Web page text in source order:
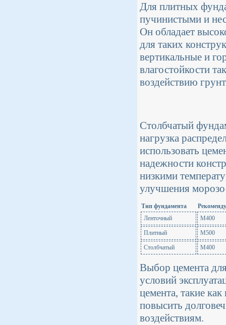
Для плитных
пучинистыми и
Он обладает
для таких
вертикальные и
влагостойкости
воздействию
Столбчатый
нагрузка
использовать
надежности
низкими
улучшения
Тип фундамента
Ленточный
М400
Плитный М500
Столбчатый М400
Выбор цемента
условий
цемента, такие
повысить
воздействиям.